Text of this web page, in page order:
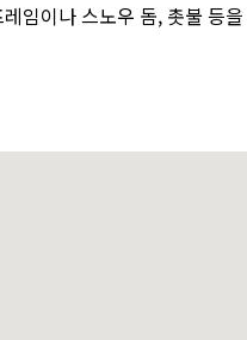
임이나 스노우 돔, 촛불 등